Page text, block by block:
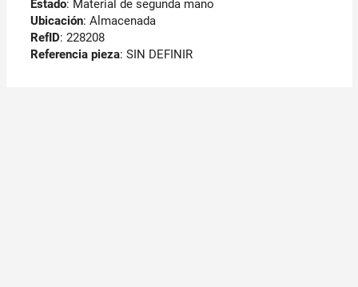
Estado: Material de segunda mano
Ubicación: Almacenada
RefID: 228208
Referencia pieza: SIN DEFINIR